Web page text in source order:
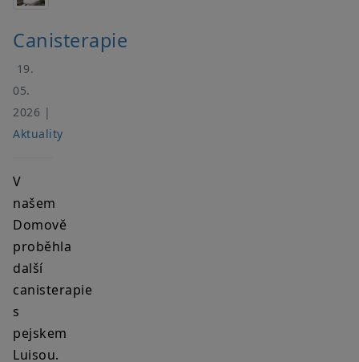
Canisterapie
19.
05.
2026 |
Aktuality
V
našem
Domově
proběhla
další
canisterapie
s
pejskem
Luisou.